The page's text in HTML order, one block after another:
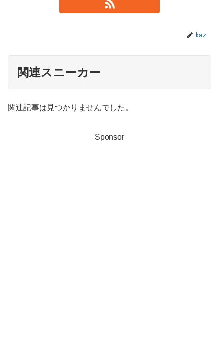
kaz
関連スニーカー
関連記事は見つかりませんでした。
Sponsor